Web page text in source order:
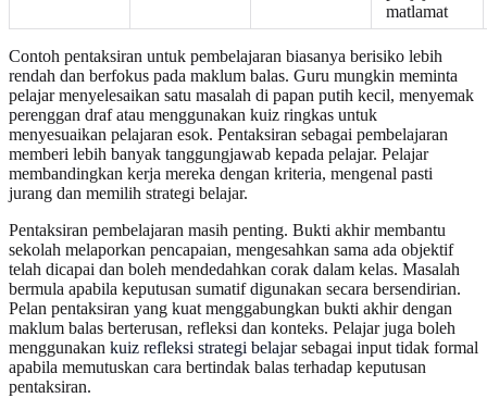
matlamat
Contoh pentaksiran untuk pembelajaran biasanya berisiko lebih
rendah dan berfokus pada maklum balas. Guru mungkin meminta
pelajar menyelesaikan satu masalah di papan putih kecil, menyemak
perenggan draf atau menggunakan kuiz ringkas untuk
menyesuaikan pelajaran esok. Pentaksiran sebagai pembelajaran
memberi lebih banyak tanggungjawab kepada pelajar. Pelajar
membandingkan kerja mereka dengan kriteria, mengenal pasti
jurang dan memilih strategi belajar.
Pentaksiran pembelajaran masih penting. Bukti akhir membantu
sekolah melaporkan pencapaian, mengesahkan sama ada objektif
telah dicapai dan boleh mendedahkan corak dalam kelas. Masalah
bermula apabila keputusan sumatif digunakan secara bersendirian.
Pelan pentaksiran yang kuat menggabungkan bukti akhir dengan
maklum balas berterusan, refleksi dan konteks. Pelajar juga boleh
menggunakan kuiz refleksi strategi belajarsebagai input tidak formal
apabila memutuskan cara bertindak balas terhadap keputusan
pentaksiran.